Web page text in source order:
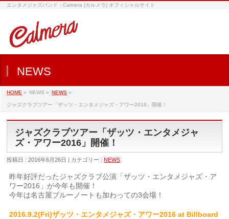
エンタメジャズバンド・Calmera (カルメラ) オフィシャルサイト
NEWS
HOME » NEWS » NEWS »
ジャズクラブツアー「ザッツ・エンタメジャズ・アワー2016」開催！
ジャズクラブツアー「ザッツ・エンタメジャ
ズ・アワー2016」開催！
投稿日 : 2016年6月26日 | カテゴリー :NEWS
昨年好評だったジャズクラブ公演「ザッツ・エンタメジャズ・ア
ワー2016」が今年も開催！
今年は名古屋ブルーノートも加わっての3会場！
2016.9.2(Fri)ザッツ・エンタメジャズ・アワー2016 at Billboard